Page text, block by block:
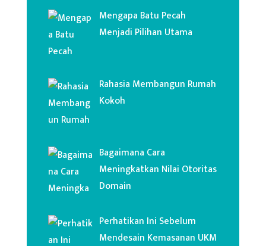
Mengapa Batu Pecah
Menjadi Pilihan Utama
Rahasia Membangun Rumah
Kokoh
Bagaimana Cara
Meningkatkan Nilai Otoritas
Domain
Perhatikan Ini Sebelum
Mendesain Kemasanan UKM